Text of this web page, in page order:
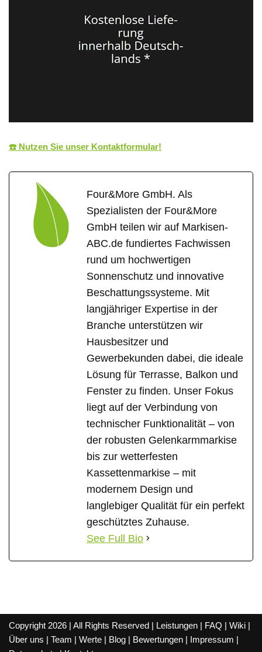
☎️ Nutzen Sie unser Kontaktformular!
Four&More GmbH. Als
Spezialisten der Four&More
GmbH teilen wir auf Markisen-
ABC.de fundiertes Fachwissen
rund um hochwertigen
Sonnenschutz und innovative
Beschattungssysteme. Mit
langjähriger Expertise in der
Branche unterstützen wir
Hausbesitzer und
Gewerbekunden dabei, die ideale
Lösung für Terrasse, Balkon und
Fenster zu finden. Unser Fokus
liegt auf der Verbindung von
technischer Funktionalität – von
der robusten Gelenkarmmarkise
bis zur wetterfesten
Kassettenmarkise – mit
modernem Design und
langlebiger Qualität für ein perfekt
geschütztes Zuhause.
See Full Bio
Copyright 2026 | All Rights Reserved | Leistungen | FAQ | Wiki |
Über uns | Team | Werte | Blog | Bewertungen | Impressum |